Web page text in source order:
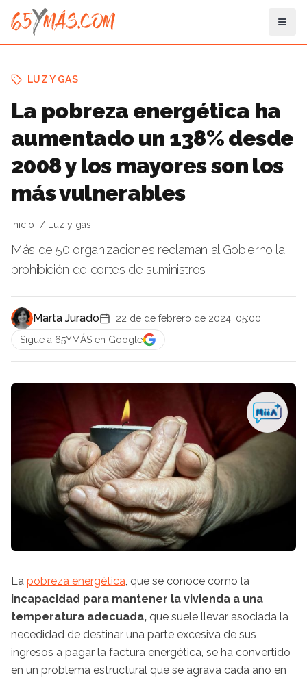
LUZ Y GAS
La pobreza energética ha
aumentado un 138% desde
2008 y los mayores son los
más vulnerables
Inicio Luz y gas
Más de 50 organizaciones reclaman al Gobierno la
prohibición de cortes de suministros
Marta Jurado
22 de de febrero de 2024, 05:00
Sigue a 65YMÁS en Google
La pobreza energética, que se conoce como la
incapacidad para mantener la vivienda a una
temperatura adecuada, que suele llevar asociada la
necedidad de destinar una parte excesiva de sus
ingresos a pagar la factura energética, se ha convertido
en un problema estructural que se agrava cada año en